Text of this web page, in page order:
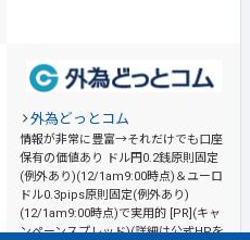
外為どっとコム
情報が非常に豊富→それだけでも口座
保有の価値あり
ドル円0.2銭原則固定
(例外あり)(12/1am9:00時点)＆ユーロ
ドル0.3pips原則固定(例外あり)
(12/1am9:00時点)で実用的 [PR](キャ
ンペーンスプレッド)(詳細は公式HPを